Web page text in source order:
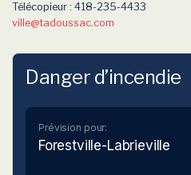
Télécopieur : 418-235-4433
ville@tadoussac.com
Danger d’incendie
Prévision pour:
Forestville-Labrieville